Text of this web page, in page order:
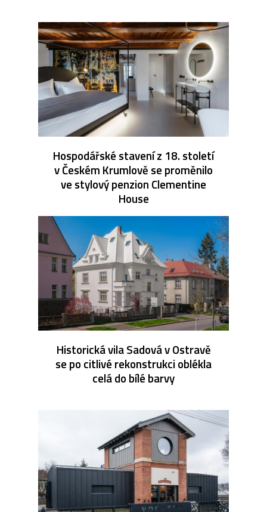
Hospodářské stavení z 18. století
v Českém Krumlově se proměnilo
ve stylový penzion Clementine
House
Historická vila Sadová v Ostravě
se po citlivé rekonstrukci oblékla
celá do bílé barvy